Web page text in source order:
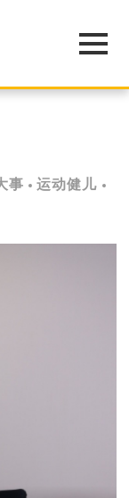
事
运动健儿